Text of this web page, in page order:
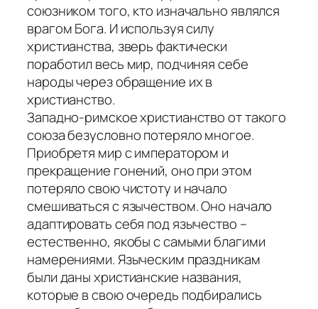
союзником того, кто изначально являлся
врагом Бога. И используя силу
христианства, зверь фактически
поработил весь мир, подчиняя себе
народы через обращение их в
христианство.
Западно-римское христианство от такого
союза безусловно потеряло многое.
Приобретя мир с императором и
прекращение гонений, оно при этом
потеряло свою чистоту и начало
смешиваться с язычеством. Оно начало
адаптировать себя под язычество –
естественно, якобы с самыми благими
намерениями. Языческим праздникам
были даны христианские названия,
которые в свою очередь подбирались